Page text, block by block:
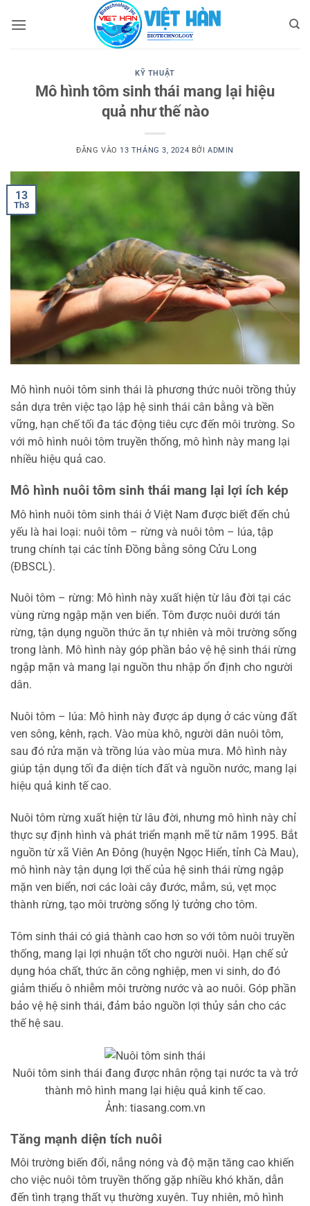
qua
KỸ THUẬT
Mô hình tôm sinh thái mang lại hiệu
quả như thế nào
ĐĂNG VÀO 13 THÁNG 3, 2024 BỞI ADMIN
13
Th3
Mô hình nuôi tôm sinh thái là phương thức nuôi trồng thủy
sản dựa trên việc tạo lập hệ sinh thái cân bằng và bền
vững, hạn chế tối đa tác động tiêu cực đến môi trường. So
với mô hình nuôi tôm truyền thống, mô hình này mang lại
nhiều hiệu quả cao.
Mô hình nuôi tôm sinh thái mang lại lợi ích kép
Mô hình nuôi tôm sinh thái ở Việt Nam được biết đến chủ
yếu là hai loại: nuôi tôm – rừng và nuôi tôm – lúa, tập
trung chính tại các tỉnh Đồng bằng sông Cửu Long
(ĐBSCL).
Nuôi tôm – rừng: Mô hình này xuất hiện từ lâu đời tại các
vùng rừng ngập mặn ven biển. Tôm được nuôi dưới tán
rừng, tận dụng nguồn thức ăn tự nhiên và môi trường sống
trong lành. Mô hình này góp phần bảo vệ hệ sinh thái rừng
ngập mặn và mang lại nguồn thu nhập ổn định cho người
dân.
Nuôi tôm – lúa: Mô hình này được áp dụng ở các vùng đất
ven sông, kênh, rạch. Vào mùa khô, người dân nuôi tôm,
sau đó rửa mặn và trồng lúa vào mùa mưa. Mô hình này
giúp tận dụng tối đa diện tích đất và nguồn nước, mang lại
hiệu quả kinh tế cao.
Nuôi tôm rừng xuất hiện từ lâu đời, nhưng mô hình này chỉ
thực sự định hình và phát triển mạnh mẽ từ năm 1995. Bắt
nguồn từ xã Viên An Đông (huyện Ngọc Hiển, tỉnh Cà Mau),
mô hình này tận dụng lợi thế của hệ sinh thái rừng ngập
mặn ven biển, nơi các loài cây đước, mắm, sú, vẹt mọc
thành rừng, tạo môi trường sống lý tưởng cho tôm.
Tôm sinh thái có giá thành cao hơn so với tôm nuôi truyền
thống, mang lại lợi nhuận tốt cho người nuôi. Hạn chế sử
dụng hóa chất, thức ăn công nghiệp, men vi sinh, do đó
giảm thiểu ô nhiễm môi trường nước và ao nuôi. Góp phần
bảo vệ hệ sinh thái, đảm bảo nguồn lợi thủy sản cho các
thế hệ sau.
Nuôi tôm sinh thái đang được nhân rộng tại nước ta và trở
thành mô hình mang lại hiệu quả kinh tế cao.
Ảnh: tiasang.com.vn
Tăng mạnh diện tích nuôi
Môi trường biến đổi, nắng nóng và độ mặn tăng cao khiến
cho việc nuôi tôm truyền thống gặp nhiều khó khăn, dẫn
đến tình trạng thất vụ thường xuyên. Tuy nhiên, mô hình